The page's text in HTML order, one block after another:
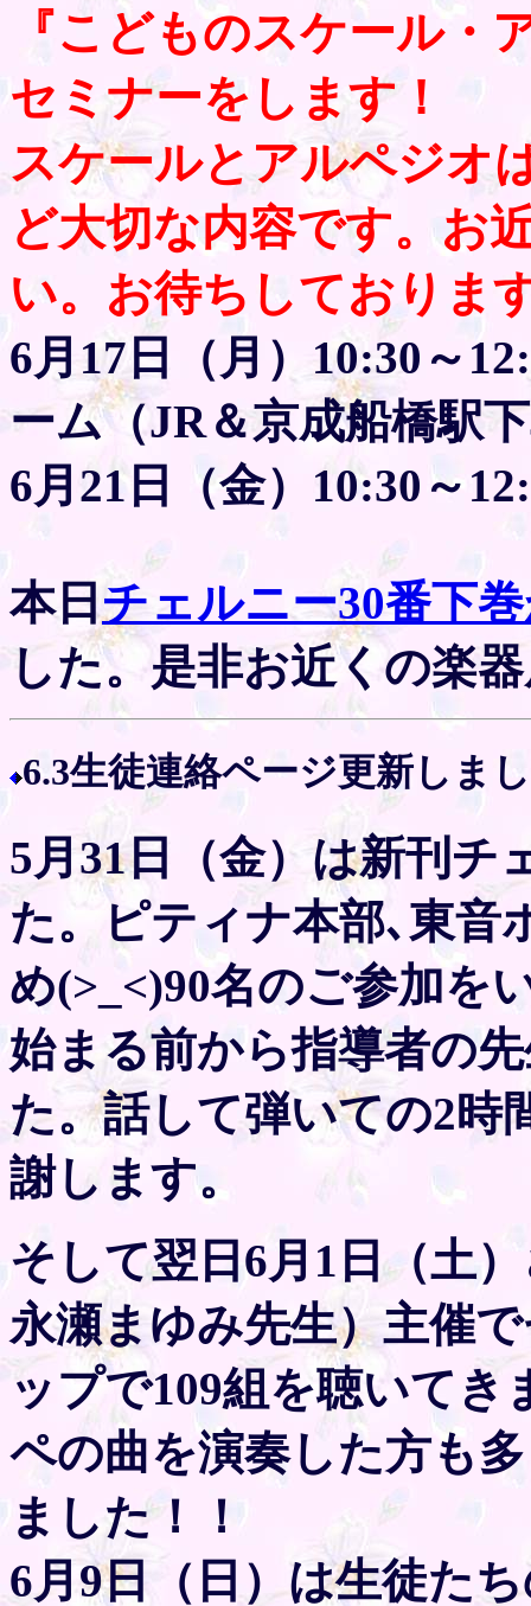
『こどものスケール・
セミナーをします！
スケールとアルペジオ
ど大切な内容です。お
い。お待ちしておりま
6月17日（月）10:30～
ーム（JR＆京成船橋駅
6月21日（金）10:30～
本日チェルニー30番下
した。是非お近くの楽
6.3生徒連絡ページ更新しま
5月31日（金）は新刊チ
た。ピティナ本部､東音
め(>_<)90名のご参加を
始まる前から指導者の
た。話して弾いての2時
謝します。
そして翌日6月1日（土
永瀬まゆみ先生）主催
ップで109組を聴いて
ペの曲を演奏した方も
ました！！
6月9日（日）は生徒た